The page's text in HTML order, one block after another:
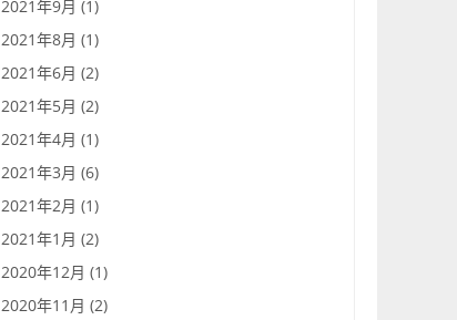
2021年9月 (1)
2021年8月 (1)
2021年6月 (2)
2021年5月 (2)
2021年4月 (1)
2021年3月 (6)
2021年2月 (1)
2021年1月 (2)
2020年12月 (1)
2020年11月 (2)